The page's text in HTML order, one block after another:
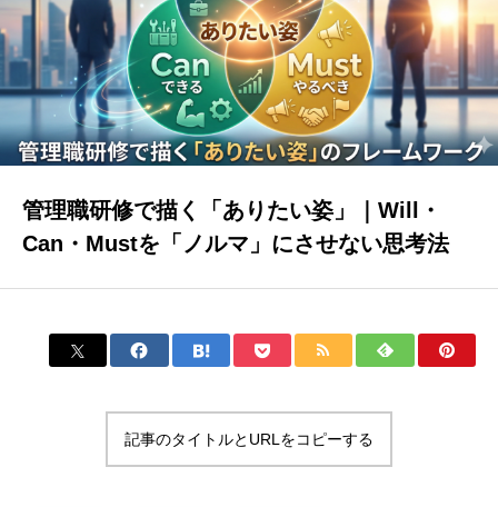
COMPANY
会社概要と代表紹介
管理職研修で描く「ありたい姿」｜Will・
Can・Mustを「ノルマ」にさせない思考法
記事のタイトルとURLをコピーする